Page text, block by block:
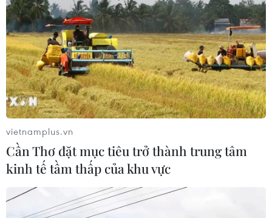
vietnamplus.vn
Cần Thơ đặt mục tiêu trở thành trung tâm
kinh tế tầm thấp của khu vực